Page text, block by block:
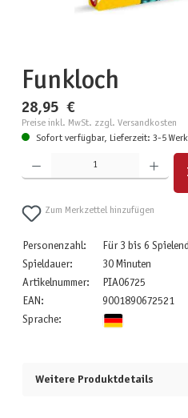
Funkloch
28,95 €
Preise inkl. MwSt. zzgl. Versandkosten
Sofort verfügbar, Lieferzeit: 3-5
Produkt Anzahl: Gib den gewünschten Wert ein
Zum Merkzettel hinzufügen
Personenzahl:
Für 3 bis 6
Spieldauer:
30 Minuten
Artikelnummer:
PIA06725
EAN:
9001890672521
Sprache:
Weitere Produktdetails